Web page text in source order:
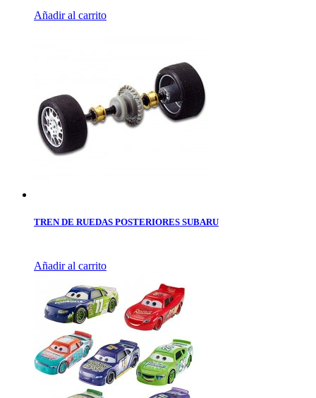
Añadir al carrito
TREN DE RUEDAS POSTERIORES SUBARU
Añadir al carrito